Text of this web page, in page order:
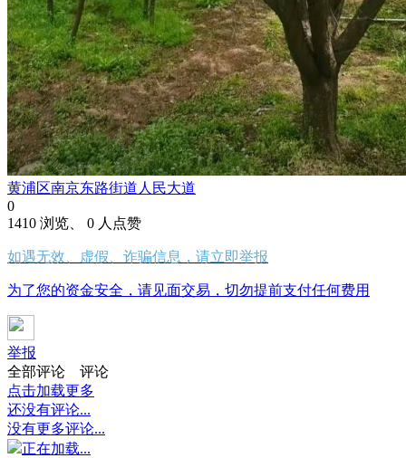
黄浦区南京东路街道人民大道
0
1410 浏览、 0 人点赞
如遇无效、虚假、诈骗信息，请立即举报
为了您的资金安全，请见面交易，切勿提前支付任何费用
举报
全部评论
评论
点击加载更多
还没有评论...
没有更多评论...
正在加载...